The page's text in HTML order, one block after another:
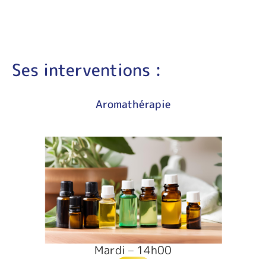
Ses interventions :
Aromathérapie
Mardi – 14h00